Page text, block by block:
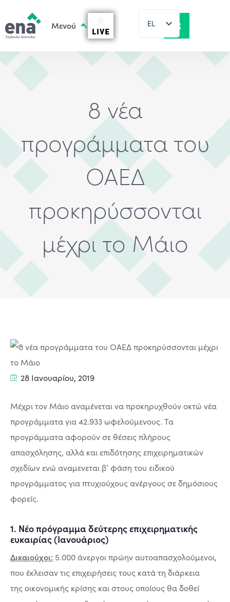
LIVE
EL
EN
8 νέα
προγράμματα του
ΟΑΕΔ
προκηρύσσονται
μέχρι το Μάιο
28 Ιανουαρίου, 2019
Μέχρι τον Μάιο αναμένεται να προκηρυχθούν οκτώ νέα
προγράμματα για 42.933 ωφελούμενους. Τα
προγράµµατα αφορούν σε θέσεις πλήρους
απασχόλησης, αλλά και επιδότησης επιχειρηματικών
σχεδίων ενώ αναμενεται β’ φάση του ειδικού
προγράμματος για πτυχιούχους ανέργους σε δημόσιους
φορείς.
1. Νέο πρόγραµµα δεύτερης επιχειρηµατικής
ευκαιρίας (Ιανουάριος)
Δικαιούχοι: 5.000 άνεργοι πρώην αυτοαπασχολούµενοι,
που έκλεισαν τις επιχειρήσεις τους κατά τη διάρκεια
της οικονοµικής κρίσης και στους οποίους θα δοθεί